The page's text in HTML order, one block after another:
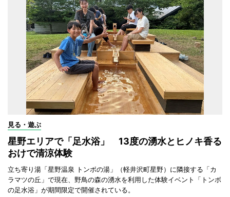
見る・遊ぶ
星野エリアで「足水浴」 13度の湧水とヒノキ香る
おけで清涼体験
立ち寄り湯「星野温泉 トンボの湯」（軽井沢町星野）に隣接する「カ
ラマツの丘」で現在、野鳥の森の湧水を利用した体験イベント「トンボ
の足水浴」が期間限定で開催されている。